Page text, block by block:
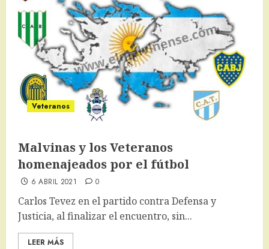
Veteranos
Malvinas y los Veteranos
homenajeados por el fútbol
6 ABRIL 2021 0
Carlos Tevez en el partido contra Defensa y
Justicia, al finalizar el encuentro, sin...
LEER MÁS